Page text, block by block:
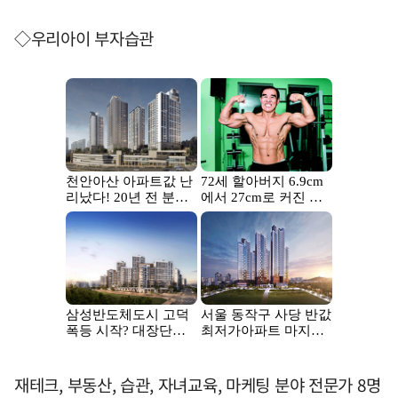
◇우리아이 부자습관
재테크, 부동산, 습관, 자녀교육, 마케팅 분야 전문가 8명